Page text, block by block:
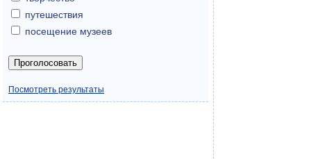
путешествия
посещение музеев
Посмотреть результаты